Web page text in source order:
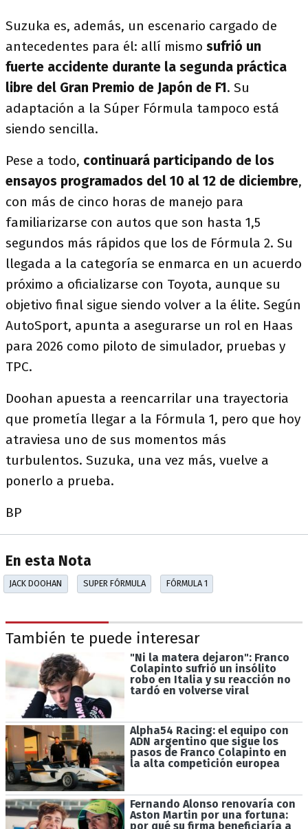
Suzuka es, además, un escenario cargado de
antecedentes para él: allí mismo sufrió un
fuerte accidente durante la segunda práctica
libre del Gran Premio de Japón de F1. Su
adaptación a la Súper Fórmula tampoco está
siendo sencilla.
Pese a todo, continuará participando de los
ensayos programados del 10 al 12 de diciembre,
con más de cinco horas de manejo para
familiarizarse con autos que son hasta 1,5
segundos más rápidos que los de Fórmula 2. Su
llegada a la categoría se enmarca en un acuerdo
próximo a oficializarse con Toyota, aunque su
objetivo final sigue siendo volver a la élite. Según
AutoSport, apunta a asegurarse un rol en Haas
para 2026 como piloto de simulador, pruebas y
TPC.
Doohan apuesta a reencarrilar una trayectoria
que prometía llegar a la Fórmula 1, pero que hoy
atraviesa uno de sus momentos más
turbulentos. Suzuka, una vez más, vuelve a
ponerlo a prueba.
BP
En esta Nota
JACK DOOHAN SUPER FÓRMULA FÓRMULA 1
También te puede interesar
"Ni la matera dejaron": Franco
Colapinto sufrió un insólito
robo en Italia y su reacción no
tardó en volverse viral
Alpha54 Racing: el equipo con
ADN argentino que sigue los
pasos de Franco Colapinto en
la alta competición europea
Fernando Alonso renovaría con
Aston Martin por una fortuna:
por qué su firma beneficiaría a